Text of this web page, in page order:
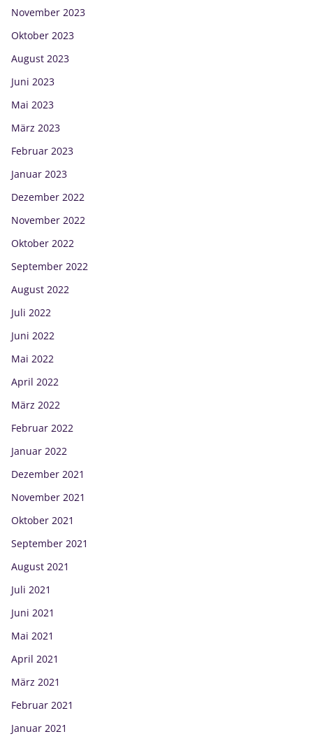
November 2023
Oktober 2023
August 2023
Juni 2023
Mai 2023
März 2023
Februar 2023
Januar 2023
Dezember 2022
November 2022
Oktober 2022
September 2022
August 2022
Juli 2022
Juni 2022
Mai 2022
April 2022
März 2022
Februar 2022
Januar 2022
Dezember 2021
November 2021
Oktober 2021
September 2021
August 2021
Juli 2021
Juni 2021
Mai 2021
April 2021
März 2021
Februar 2021
Januar 2021